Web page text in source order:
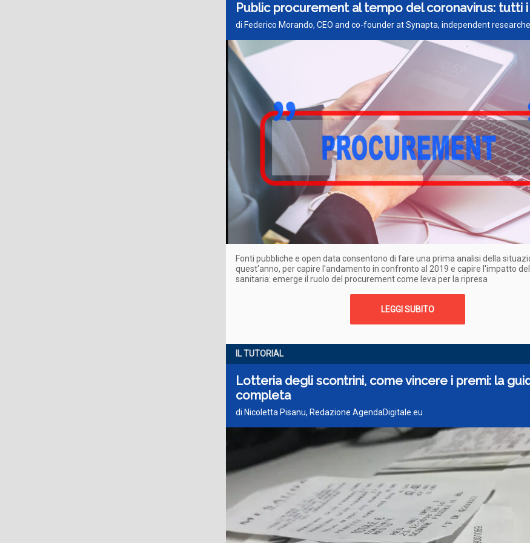
Public procurement al tempo del coronavirus: tutti
di Federico Morando, CEO and co-founder at Synapta, independent
Fonti pubbliche e open data consentono di fare una prima analisi della
quest'anno, per capire l'andamento in confronto al 2019 e capire l'impatto
sanitaria: emerge il ruolo del procurement come leva per la ripresa
LEGGI SUBITO
IL TUTORIAL
Lotteria degli scontrini, come vincere i premi: la
completa
di Nicoletta Pisanu, Redazione AgendaDigitale.eu